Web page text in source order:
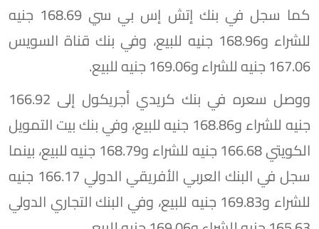
كما سجل في بنك إتش إس بي سي 168.69 جنيه
للشراء و168.96 جنيه للبيع، وفي بنك قناة السويس
167.06 جنيه للشراء و169.06 جنيه للبيع.
ووصل سعره في بنك كريدي أجريكول إلى 166.92
جنيه للشراء و168.86 جنيه للبيع، وفي بنك بيت التمويل
الكويتي 166.68 جنيه للشراء و168.79 جنيه للبيع، بينما
سجل في البنك العربي الأفريقي الدولي 166.17 جنيه
للشراء و169.83 جنيه للبيع، وفي البنك التجاري الدولي